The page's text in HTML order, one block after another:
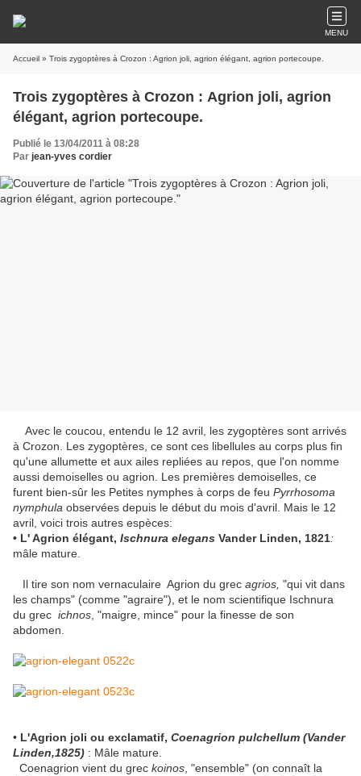
MENU
Accueil » Trois zygoptères à Crozon : Agrion joli, agrion élégant, agrion portecoupe.
Trois zygoptères à Crozon : Agrion joli, agrion
élégant, agrion portecoupe.
Publié le 13/04/2011 à 08:28
Par jean-yves cordier
Avec le coucou, entendu le 12 avril, les zygoptères sont arrivés
à Crozon. Les zygoptères, ce sont ces libellules au corps plus fin
qu'une allumette et aux ailes repliées au repos, que l'on nomme
aussi demoiselles ou agrion. Les premières demoiselles, ce
furent bien-sûr les Petites nymphes à corps de feu Pyrrhosoma
nymphula observées depuis le début du mois d'avril. Mais le 12
avril, voici trois autres espèces:
• L' Agrion élégant, Ischnura elegans Vander Linden, 1821:
mâle mature.
Il tire son nom vernaculaire Agrion du grec agrios, "qui vit dans
les champs" (comme "agraire"), et le nom scientifique Ischnura
du grec ichnos , "maigre, mince" pour la finesse de son
abdomen.
• L'Agrion joli ou exclamatif, Coenagrion pulchellum (Vander
Linden,1825) : Mâle mature.
Coenagrion vient du grec koinos , "ensemble" (on connaît la